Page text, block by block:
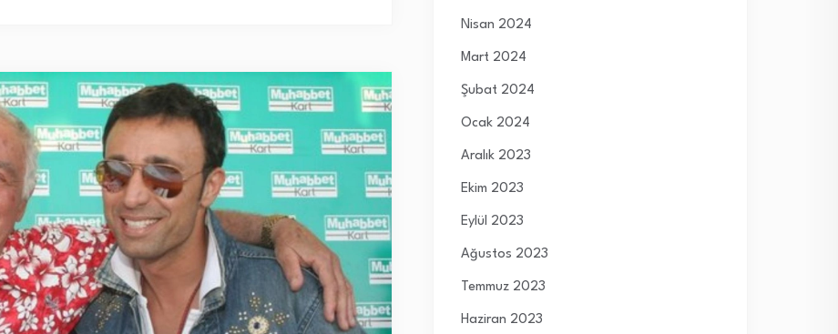
Nisan 2024
Mart 2024
Şubat 2024
Ocak 2024
Aralık 2023
Ekim 2023
Eylül 2023
Ağustos 2023
Temmuz 2023
Haziran 2023